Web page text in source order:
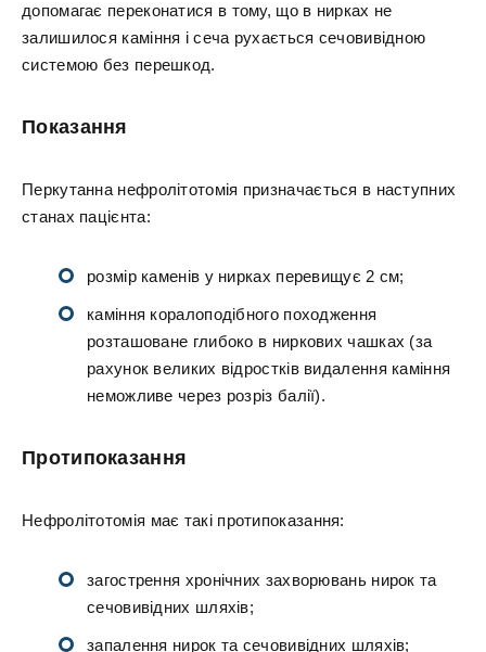
допомагає переконатися в тому, що в нирках не
залишилося каміння і сеча рухається сечовивідною
системою без перешкод.
Показання
Перкутанна нефролітотомія призначається в наступних
станах пацієнта:
розмір каменів у нирках перевищує 2 см;
каміння коралоподібного походження
розташоване глибоко в ниркових чашках (за
рахунок великих відростків видалення каміння
неможливе через розріз балії).
Протипоказання
Нефролітотомія має такі протипоказання:
загострення хронічних захворювань нирок та
сечовивідних шляхів;
запалення нирок та сечовивідних шляхів;